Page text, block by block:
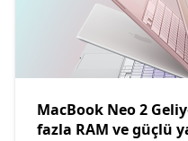
MacBook Neo 2
fazla RAM ve güçlü